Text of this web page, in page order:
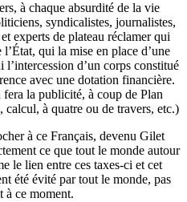
à chaque absurdité de la vie
syndicalistes, journalistes,
experts de plateau réclamer qui
qui la mise en place d’une
d’un corps constitué
avec une dotation financière.
la publicité, à coup de Plan
calcul, à quatre ou de travers, etc.)
à ce Français, devenu Gilet
ce que tout le monde autour
le lien entre ces taxes-ci et cet
été évité par tout le monde, pas
à ce moment.